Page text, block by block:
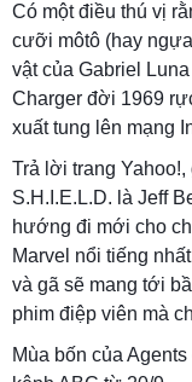
Có một điều thú vị
cưỡi môtô (hay
vật của Gabriel
Charger đời 1969
xuất tung lên mạng
Trả lời trang
S.H.I.E.L.D. là Jeff
hướng đi mới cho
Marvel nổi tiếng
và gã sẽ mang tới
phim điệp viên mà
Mùa bốn của